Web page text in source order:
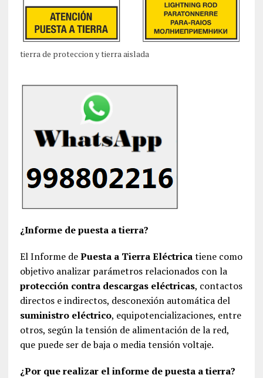
tierra de proteccion y tierra aislada
¿Informe de puesta a tierra?
El Informe dePuesta a Tierra Eléctricatiene como
objetivo analizar parámetros relacionados con la
protección contra descargas eléctricas, contactos
directos e indirectos, desconexión automática del
suministro eléctrico, equipotencializaciones, entre
otros, según la tensión de alimentación de la red,
que puede ser de baja o media tensión voltaje.
¿Por que realizar el informe de puesta a tierra?